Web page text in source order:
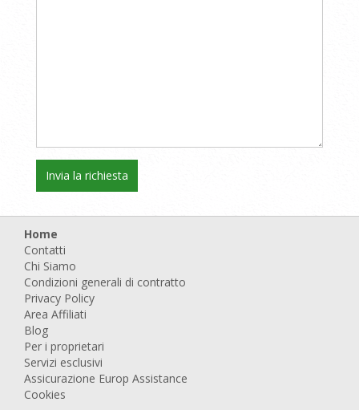
Home
Contatti
Chi Siamo
Condizioni generali di contratto
Privacy Policy
Area Affiliati
Blog
Per i proprietari
Servizi esclusivi
Assicurazione Europ Assistance
Cookies